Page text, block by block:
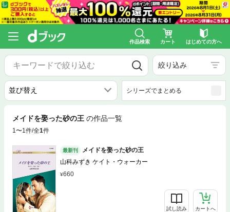
作品検索 カート はじめての方へ
絞り込み
シリーズでまとめる
メイドを娶った砂の王 の作品一覧
1〜1件/全1件
最新刊
メイドを娶った砂の王
山科みずき ケイト・ウォーカー
660
試し読み カートへ